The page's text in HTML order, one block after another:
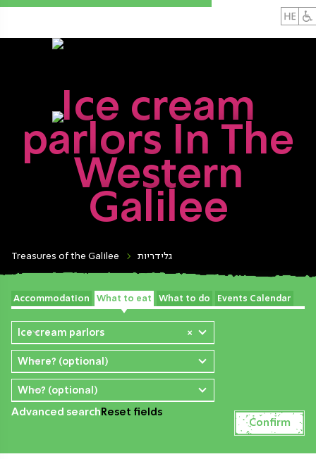
Ice cream
parlors In The
Western
Galilee
Treasures of the Galilee גלידריות
Accommodation What to eat What to do Events Calendar
×
Ice cream parlors
Where? (optional)
Who? (optional)
Advanced search Reset fields